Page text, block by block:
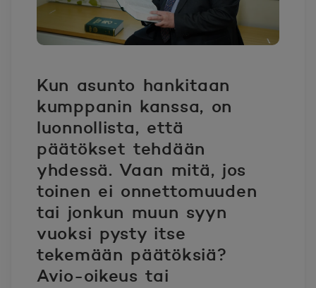
Kun asunto hankitaan
kumppanin kanssa, on
luonnollista, että
päätökset tehdään
yhdessä. Vaan mitä, jos
toinen ei onnettomuuden
tai jonkun muun syyn
vuoksi pysty itse
tekemään päätöksiä?
Avio-oikeus tai